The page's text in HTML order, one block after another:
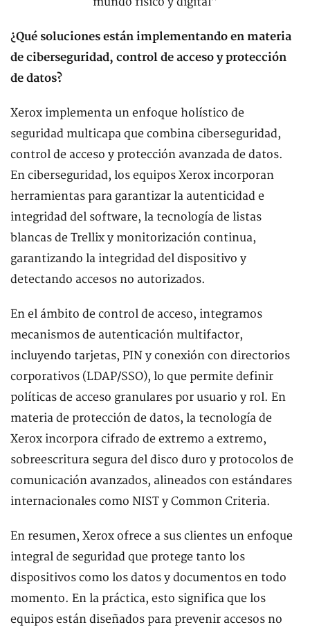
¿Qué soluciones están implementando en materia
de ciberseguridad, control de acceso y protección
de datos?
Xerox implementa un enfoque holístico de
seguridad multicapa que combina ciberseguridad,
control de acceso y protección avanzada de datos.
En ciberseguridad, los equipos Xerox incorporan
herramientas para garantizar la autenticidad e
integridad del software, la tecnología de listas
blancas de Trellix y monitorización continua,
garantizando la integridad del dispositivo y
detectando accesos no autorizados.
En el ámbito de control de acceso, integramos
mecanismos de autenticación multifactor,
incluyendo tarjetas, PIN y conexión con directorios
corporativos (LDAP/SSO), lo que permite definir
políticas de acceso granulares por usuario y rol. En
materia de protección de datos, la tecnología de
Xerox incorpora cifrado de extremo a extremo,
sobreescritura segura del disco duro y protocolos de
comunicación avanzados, alineados con estándares
internacionales como NIST y Common Criteria.
En resumen, Xerox ofrece a sus clientes un enfoque
integral de seguridad que protege tanto los
dispositivos como los datos y documentos en todo
momento. En la práctica, esto significa que los
equipos están diseñados para prevenir accesos no